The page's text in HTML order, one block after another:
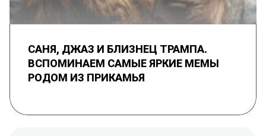
САНЯ, ДЖАЗ И БЛИЗНЕЦ ТРАМПА.
ВСПОМИНАЕМ САМЫЕ ЯРКИЕ МЕМЫ
РОДОМ ИЗ ПРИКАМЬЯ